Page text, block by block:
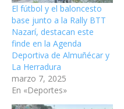
El fútbol y el baloncesto
base junto a la Rally BTT
Nazarí, destacan este
finde en la Agenda
Deportiva de Almuñécar y
La Herradura
marzo 7, 2025
En «Deportes»